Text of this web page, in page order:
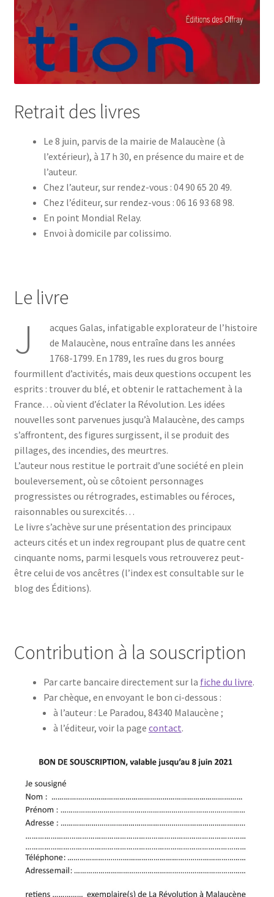
Retrait des livres
Le 8 juin, parvis de la mairie de Malaucène (à
l’extérieur), à 17 h 30, en présence du maire et de
l’auteur.
Chez l’auteur, sur rendez-vous : 04 90 65 20 49.
Chez l’éditeur, sur rendez-vous : 06 16 93 68 98.
En point Mondial Relay.
Envoi à domicile par colissimo.
Le livre
J
acques Galas, infatigable explorateur de l’histoire
de Malaucène, nous entraîne dans les années
1768-1799. En 1789, les rues du gros bourg
fourmillent d’activités, mais deux questions occupent les
esprits : trouver du blé, et obtenir le rattachement à la
France… où vient d’éclater la Révolution. Les idées
nouvelles sont parvenues jusqu’à Malaucène, des camps
s’affrontent, des figures surgissent, il se produit des
pillages, des incendies, des meurtres.
L’auteur nous restitue le portrait d’une société en plein
bouleversement, où se côtoient personnages
progressistes ou rétrogrades, estimables ou féroces,
raisonnables ou surexcités…
Le livre s’achève sur une présentation des principaux
acteurs cités et un index regroupant plus de quatre cent
cinquante noms, parmi lesquels vous retrouverez peut-
être celui de vos ancêtres (l’index est consultable sur le
blog des Éditions).
Contribution à la souscription
Par carte bancaire directement sur la fiche du livre.
Par chèque, en envoyant le bon ci-dessous :
à l’auteur : Le Paradou, 84340 Malaucène ;
à l’éditeur, voir la page contact.